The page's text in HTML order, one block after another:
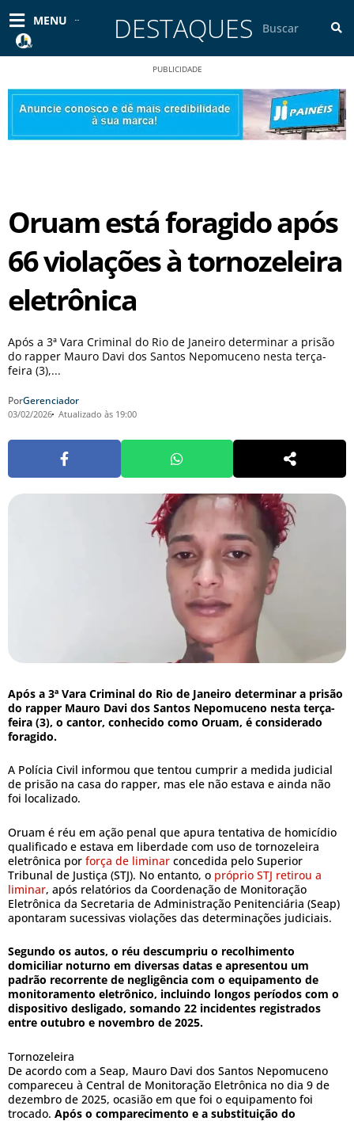
para
conteúdo
MENU DESTAQUES
PUBLICIDADE
Oruam está foragido após
66 violações à tornozeleira
eletrônica
Após a 3ª Vara Criminal do Rio de Janeiro determinar a prisão
do rapper Mauro Davi dos Santos Nepomuceno nesta terça-
feira (3),...
PorGerenciador
03/02/2026 Atualizado às 19:00
Após a 3ª Vara Criminal do Rio de Janeiro determinar a prisão
do rapper Mauro Davi dos Santos Nepomuceno nesta terça-
feira (3), o cantor, conhecido como Oruam, é considerado
foragido.
A Polícia Civil informou que tentou cumprir a medida judicial
de prisão na casa do rapper, mas ele não estava e ainda não
foi localizado.
Oruam é réu em ação penal que apura tentativa de homicídio
qualificado e estava em liberdade com uso de tornozeleira
eletrônica por força de liminar concedida pelo Superior
Tribunal de Justiça (STJ). No entanto, o próprio STJ retirou a
liminar, após relatórios da Coordenação de Monitoração
Eletrônica da Secretaria de Administração Penitenciária (Seap)
apontaram sucessivas violações das determinações judiciais.
Segundo os autos, o réu descumpriu o recolhimento
domiciliar noturno em diversas datas e apresentou um
padrão recorrente de negligência com o equipamento de
monitoramento eletrônico, incluindo longos períodos com o
dispositivo desligado, somando 22 incidentes registrados
entre outubro e novembro de 2025.
Tornozeleira
De acordo com a Seap, Mauro Davi dos Santos Nepomuceno
compareceu à Central de Monitoração Eletrônica no dia 9 de
dezembro de 2025, ocasião em que foi o equipamento foi
trocado. Após o comparecimento e a substituição do